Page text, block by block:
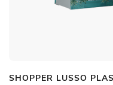
SHOPPER LUSSO